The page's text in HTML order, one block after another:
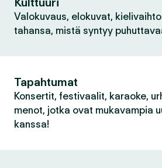
Valokuvaus, elokuvat,
tahansa, mistä syntyy
Tapahtumat
Konsertit, festivaalit, karaoke,
menot, jotka ovat mukavampia
kanssa!